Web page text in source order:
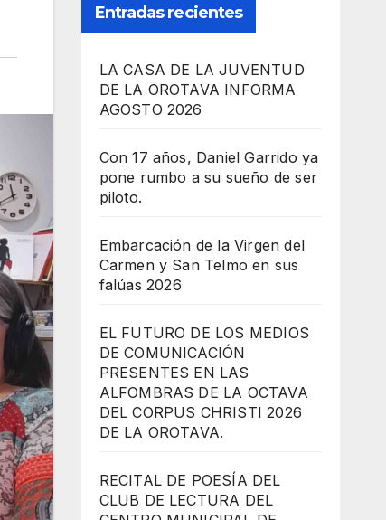
Entradas recientes
LA CASA DE LA JUVENTUD
DE LA OROTAVA INFORMA
AGOSTO 2026
Con 17 años, Daniel Garrido ya
pone rumbo a su sueño de ser
piloto.
Embarcación de la Virgen del
Carmen y San Telmo en sus
falúas 2026
EL FUTURO DE LOS MEDIOS
DE COMUNICACIÓN
PRESENTES EN LAS
ALFOMBRAS DE LA OCTAVA
DEL CORPUS CHRISTI 2026
DE LA OROTAVA.
RECITAL DE POESÍA DEL
CLUB DE LECTURA DEL